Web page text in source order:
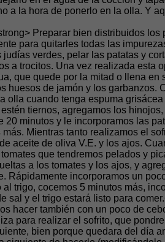
a la hora de ponerlo en la olla. Y
Preparar bien distribuidos los
para quitarles todas las
verdes, pelar las patatas y
a trocitos. Una vez realizada esta
que quede por la mitad o llena en
huesos de jamón y los garbanzos.
olla cuando tenga espuma
tiernos, agregamos los
20 minutos y le incorporamos las
Mientras tanto realizamos el
aceite de oliva V.E. y los ajos.
que tendremos pelados y
a los tomates y los ajos, y
Rápidamente incorporamos un
trigo, cocemos 5 minutos más,
sal y el trigo estará listo para
hacer también con un poco de
para realizar el sofrito, que
bien porque quedara del día